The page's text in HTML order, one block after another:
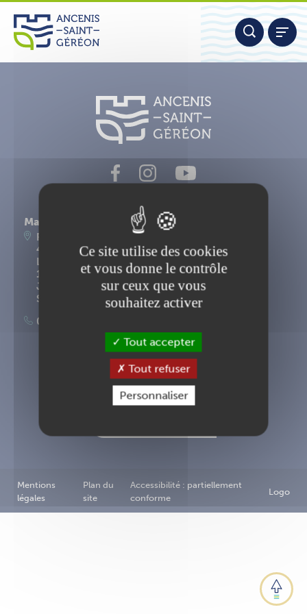
Aller
contenu
Nous contacter
Mairie d'Ancenis-Saint-Géréon
Place du Maréchal Foch
44156 Ancenis-Saint-Géréon
Lundi, mardi, mercredi, vendredi : 9h-12h30 et
14h-17h15
Jeudi : 9h-12h30
Samedi : 9h-12h
02 40 83 87 00
Inscription à la newsletter
Mentions
légales
Plan du
site
Accessibilité : partiellement
conforme
Logo
Panneau de gestion des cookies
Ce site utilise des cookies
et vous donne le contrôle
sur ceux que vous
souhaitez activer
Tout accepter
Tout refuser
Personnaliser